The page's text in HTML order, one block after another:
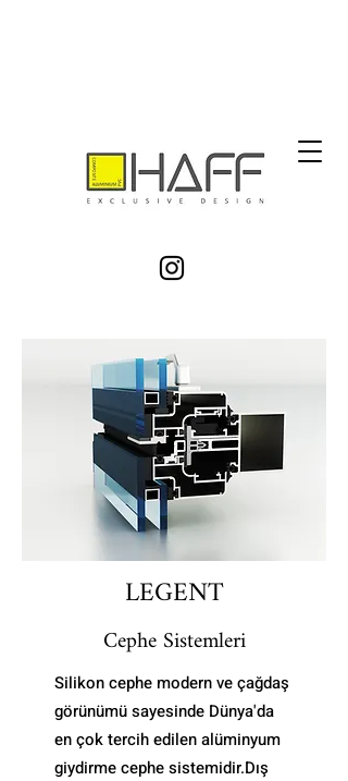
LEGENT
Cephe Sistemleri
Silikon cephe modern ve çağdaş
görünümü sayesinde Dünya'da
en çok tercih edilen alüminyum
giydirme cephe sistemidir.Dış